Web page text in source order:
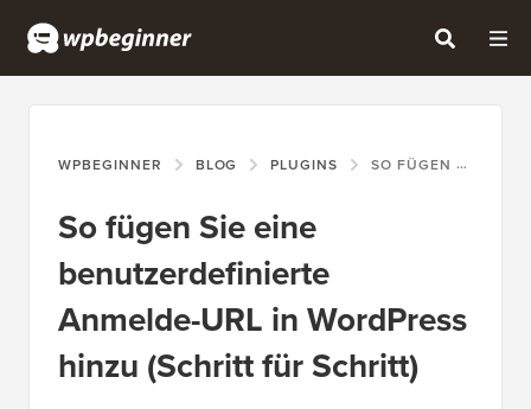
WPBEGINNER BLOG PLUGINS SO FÜGEN SIE EINE BENUTZERDEFINIERTE ANMELDE-URL IN WORDPRESS HINZU (SCHRITT FÜR SCHRITT)
So fügen Sie eine
benutzerdefinierte
Anmelde-URL in WordPress
hinzu (Schritt für Schritt)